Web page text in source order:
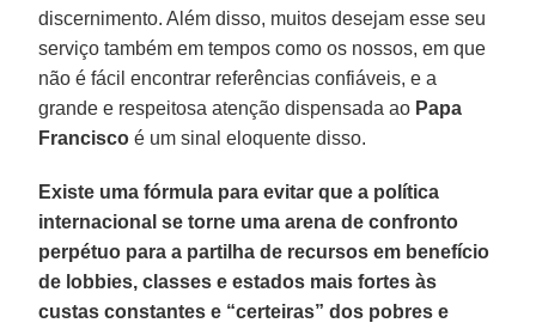
discernimento. Além disso, muitos desejam esse seu
serviço também em tempos como os nossos, em que
não é fácil encontrar referências confiáveis, e a
grande e respeitosa atenção dispensada ao Papa
Francisco é um sinal eloquente disso.
Existe uma fórmula para evitar que a política
internacional se torne uma arena de confronto
perpétuo para a partilha de recursos em benefício
de lobbies, classes e estados mais fortes às
custas constantes e “certeiras” dos pobres e